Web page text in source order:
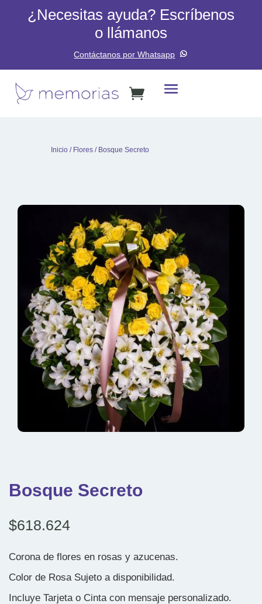
¿Necesitas ayuda? Escríbenos
o llámanos
Contáctanos por Whatsapp
Inicio/ Flores/ Bosque Secreto
Bosque Secreto
$618.624
Corona de flores en rosas y azucenas.
Color de Rosa Sujeto a disponibilidad.
Incluye Tarjeta o Cinta con mensaje personalizado.